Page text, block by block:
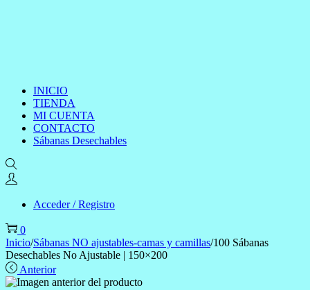
INICIO
TIENDA
MI CUENTA
CONTACTO
Sábanas Desechables
Acceder / Registro
0
Inicio/Sábanas NO ajustables-camas y camillas/100 Sábanas
Desechables No Ajustable | 150×200
Anterior